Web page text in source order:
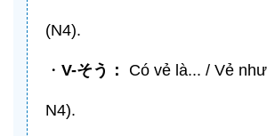
(N4).
・ V-そう ： Có vẻ là... / Vẻ
N4).